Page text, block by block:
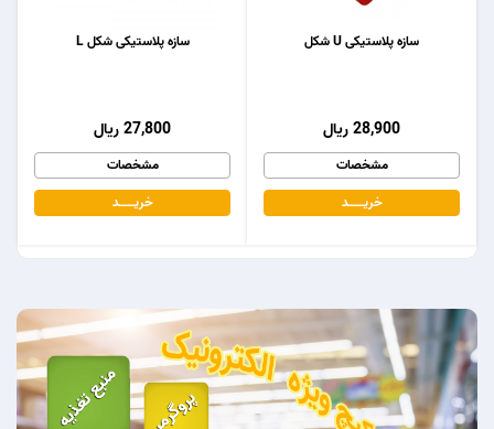
سازه پلاستیکی شکل L
27,800 ریال
مشخصات
خریـــــــد
سازه پلاستیکی U شکل
28,900 ریال
مشخصات
خریـــــــد